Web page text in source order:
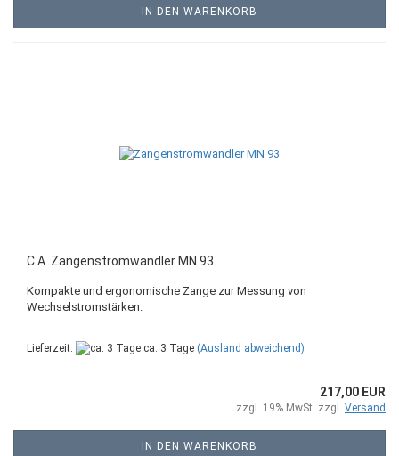
IN DEN WARENKORB
C.A. Zangenstromwandler MN 93
Kompakte und ergonomische Zange zur Messung von
Wechselstromstärken.
Lieferzeit: ca. 3 Tage (Ausland abweichend)
217,00 EUR
zzgl. 19% MwSt. zzgl. Versand
IN DEN WARENKORB